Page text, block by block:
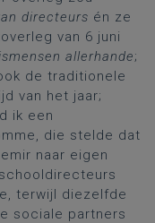
directeurs én ze
van 6 juni
allerhande;
de traditionele
van het jaar;
ik een
die stelde dat
naar eigen
terwijl diezelfde
sociale partners